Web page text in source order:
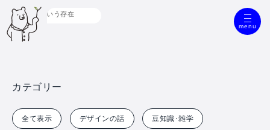
下げ札」という存在
menu
カテゴリー
全て表示 デザインの話 豆知識･雑学